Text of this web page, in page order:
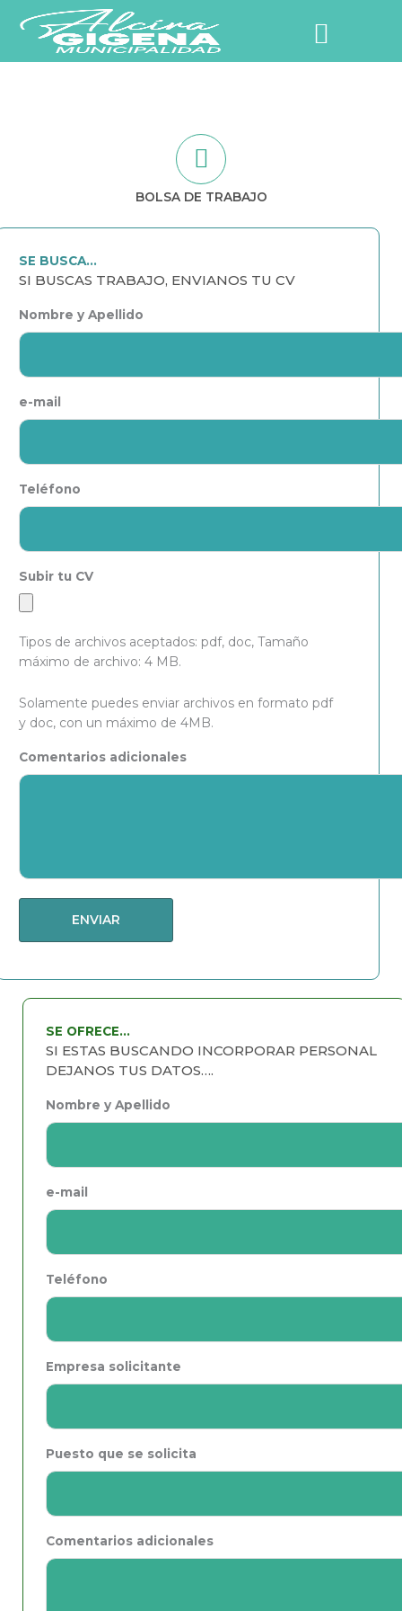
contenido
BOLSA DE TRABAJO
SE BUSCA...
SI BUSCAS TRABAJO, ENVIANOS TU CV
Nombre y Apellido
e-mail
Teléfono
Subir tu CV
Tipos de archivos aceptados: pdf, doc, Tamaño
máximo de archivo: 4 MB.
Solamente puedes enviar archivos en formato pdf
y doc, con un máximo de 4MB.
Comentarios adicionales
SE OFRECE...
SI ESTAS BUSCANDO INCORPORAR PERSONAL
DEJANOS TUS DATOS….
Nombre y Apellido
e-mail
Teléfono
Empresa solicitante
Puesto que se solicita
Comentarios adicionales